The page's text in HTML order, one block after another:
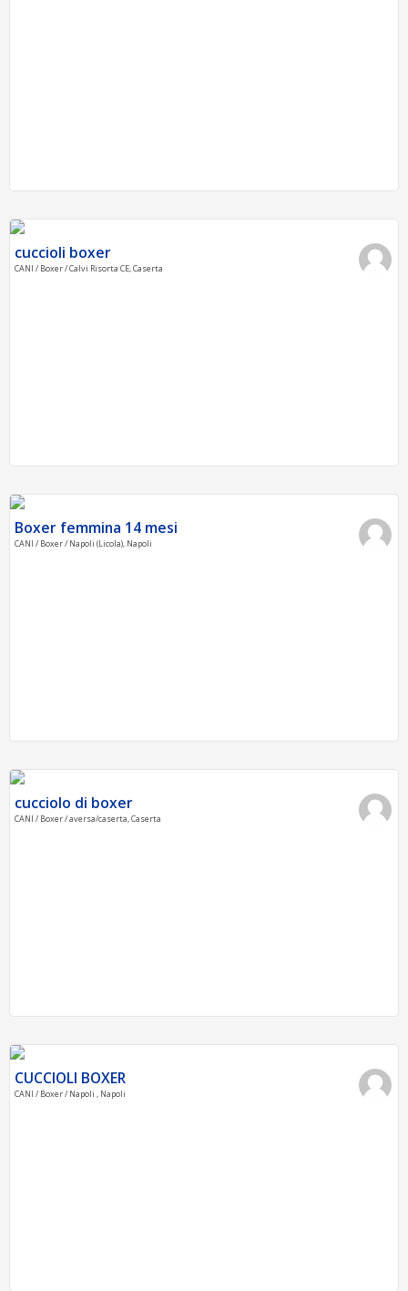
cuccioli boxer
CANI / Boxer / Calvi Risorta CE, Caserta
Boxer femmina 14 mesi
CANI / Boxer / Napoli (Licola), Napoli
cucciolo di boxer
CANI / Boxer / aversa/caserta, Caserta
CUCCIOLI BOXER
CANI / Boxer / Napoli , Napoli